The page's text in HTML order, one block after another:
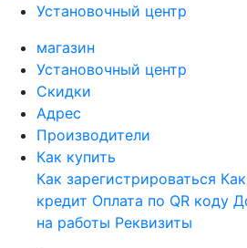
Установочный центр
магазин
Установочный центр
Скидки
Адрес
Производители
Как купить
Как зарегистрироваться
кредит Оплата по QR коду
на работы Реквизиты